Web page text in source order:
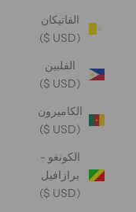
الفاتيكان
(USD $)
الفلبين
(USD $)
الكاميرون
(USD $)
الكونغو -
برازافيل
(USD $)